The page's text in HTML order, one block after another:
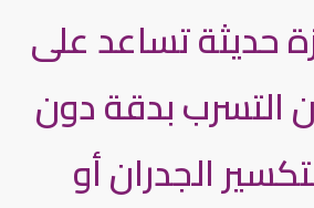
حديثة تساعد على
التسرب بدقة دون
الجدران أو